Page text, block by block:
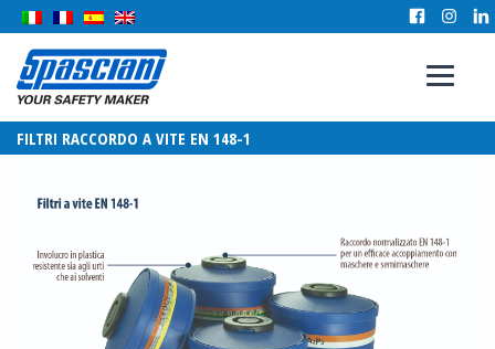
FILTRI RACCORDO A VITE EN 148-1